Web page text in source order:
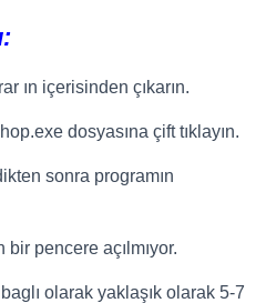
ın içerisinden çıkarın.
dosyasına çift tıklayın.
sonra programın
pencere açılmıyor.
olarak yaklaşık olarak 5-7